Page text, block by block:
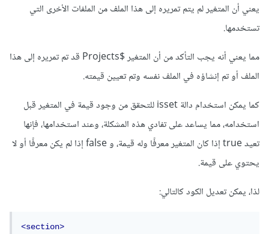
يعني أن المتغير لم يتم تمريره إلى هذا الملف من الملفات الأخرى التي
تستخدمها.
مما يعني أنه يجب التأكد من أن المتغير $Projects قد تم تمريره إلى هذا
الملف أو تم إنشاؤه في الملف نفسه وتم تعيين قيمته.
كما يمكن استخدام دالة isset للتحقق من وجود قيمة في المتغير قبل
استخدامه، مما يساعد على تفادي هذه المشكلة، وعند استخدامها، فإنها
تعيد true إذا كان المتغير معرفًا وله قيمة، و false إذا لم يكن معرفًا أو لا
يحتوي على قيمة.
لذا، يمكن تعديل الكود كالتالي:
<section>